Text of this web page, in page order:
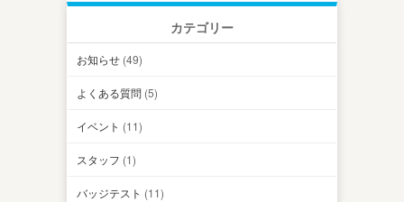
カテゴリー
お知らせ (49)
よくある質問 (5)
イベント (11)
スタッフ (1)
バッジテスト (11)